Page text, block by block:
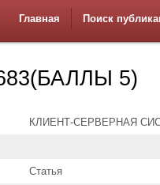
Главная Поиск
5)
КЛИЕНТ-СЕРВЕРНАЯ
Статья